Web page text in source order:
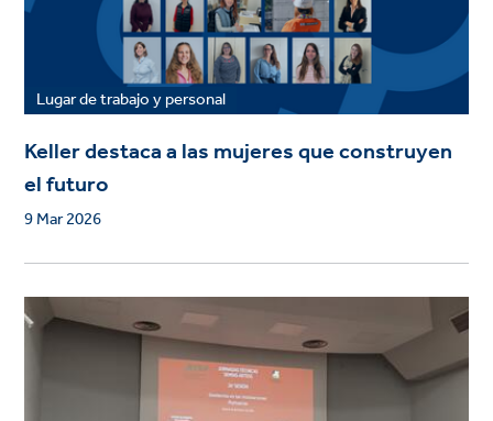
Lugar de trabajo y personal
Keller destaca a las mujeres que construyen
el futuro
9 Mar 2026